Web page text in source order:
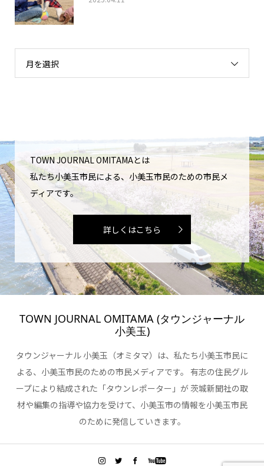
月を選択
TOWN JOURNAL OMITAMAとは
私たち小美玉市民による、小美玉市民のための市民メ
ディアです。
詳しくはこちら
TOWN JOURNAL OMITAMA (タウンジャーナル
小美玉)
タウンジャーナル 小美玉（オミタマ）は、私たち小美玉市民に
よる、小美玉市民のための市民メディアです。 有志の住民グル
ープにより結成された「タウンレポーター」が 茨城新聞社の取
材や編集の指導や協力を受けて、小美玉市の情報を小美玉市民
のために発信していきます。